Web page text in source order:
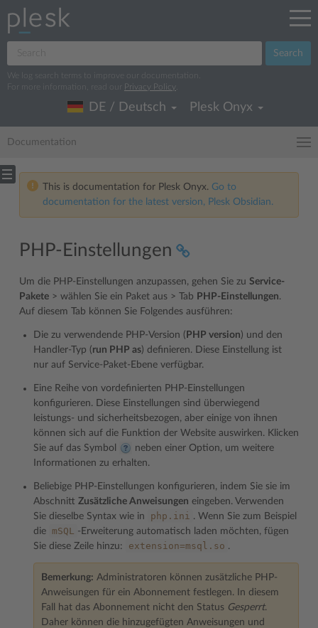
Search
We log search terms to improve our documentation.
For more information, read our
Privacy Policy
DE / Deutsch Plesk Onyx
Documentation
This is documentation for Plesk Onyx. Go to
documentation for the latest version, Plesk Obsidian.
PHP-Einstellungen
Um die PHP-Einstellungen anzupassen, gehen Sie zu Service-
Pakete > wählen Sie ein Paket aus > Tab PHP-Einstellungen.
Auf diesem Tab können Sie Folgendes ausführen:
Die zu verwendende PHP-Version ( PHP version) und den
Handler-Typ (run PHP as) definieren. Diese Einstellung ist
nur auf Service-Paket-Ebene verfügbar.
Eine Reihe von vordefinierten PHP-Einstellungen
konfigurieren. Diese Einstellungen sind überwiegend
leistungs- und sicherheitsbezogen, aber einige von ihnen
können sich auf die Funktion der Website auswirken. Klicken
Sie auf das Symbol
neben einer Option, um weitere
Informationen zu erhalten.
Beliebige PHP-Einstellungen konfigurieren, indem Sie sie im
Abschnitt Zusätzliche Anweisungen eingeben. Verwenden
Sie dieselbe Syntax wie in
php.ini . Wenn Sie zum Beispiel
die
mSQL -Erweiterung automatisch laden möchten, fügen
Sie diese Zeile hinzu:
extension=msql.so .
Bemerkung: Administratoren können zusätzliche PHP-
Anweisungen für ein Abonnement festlegen. In diesem
Fall hat das Abonnement nicht den Status Gesperrt.
Daher können die hinzugefügten Anweisungen und